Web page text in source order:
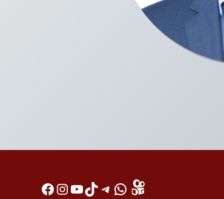
Facebook InstagramYoutube TikTok Telegram WhatsApp